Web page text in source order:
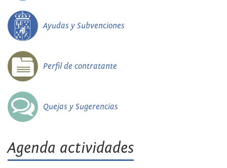
Ayudas y Subvenciones
Perfil de contratante
Quejas y Sugerencias
Agenda actividades